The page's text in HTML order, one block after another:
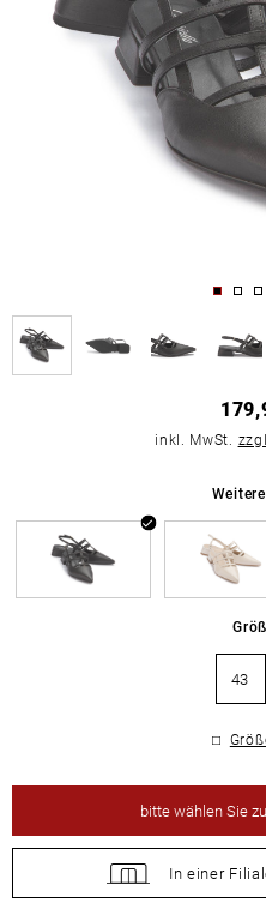
inkl. MwSt.
43
bittewählen Sie
In einer